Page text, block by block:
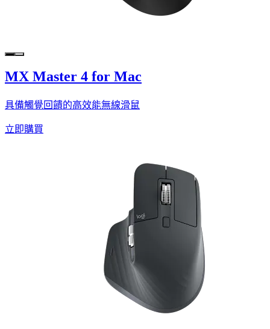
MX Master 4 for Mac
具備觸覺回饋的高效能無線滑鼠
立即購買